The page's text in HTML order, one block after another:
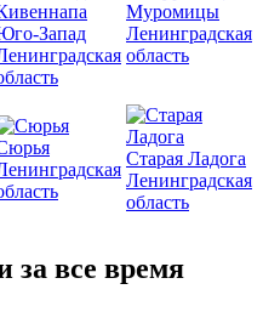
Запад
Муромицы
Ленинградская
область
Старая Ладога
Ленинградская
область
за все время